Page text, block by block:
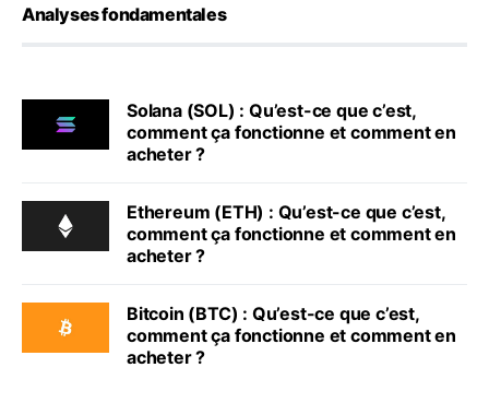
Analyses fondamentales
Solana (SOL) : Qu’est-ce que c’est,
comment ça fonctionne et comment en
acheter ?
Ethereum (ETH) : Qu’est-ce que c’est,
comment ça fonctionne et comment en
acheter ?
Bitcoin (BTC) : Qu’est-ce que c’est,
comment ça fonctionne et comment en
acheter ?